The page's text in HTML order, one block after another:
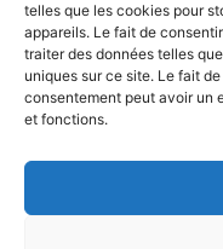
telles que les cookies pour
appareils. Le fait de
traiter des données telles
uniques sur ce site. Le fait
consentement peut avoir un
et fonctions.
RSL
30, rue de